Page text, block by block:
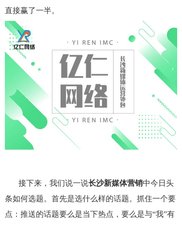
直接赢了一半。
接下来，我们说一说长沙新媒体营销中今日头
条如何选题。首先是选什么样的话题。抓住一个要
点：推送的话题要么是当下热点，要么是与“我”有